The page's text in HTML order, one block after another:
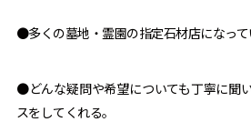
●多くの墓地・霊園の指定石材店になって
●どんな疑問や希望についても丁寧に聞
スをしてくれる。